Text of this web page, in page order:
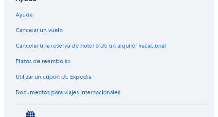
Ayuda
Cancelar un vuelo
Cancelar una reserva de hotel o de un alquiler vacacional
Plazos de reembolso
Utilizar un cupón de Expedia
Documentos para viajes internacionales